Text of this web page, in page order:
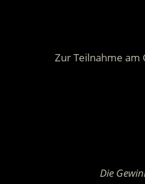
Zur Teilnahme am
Die